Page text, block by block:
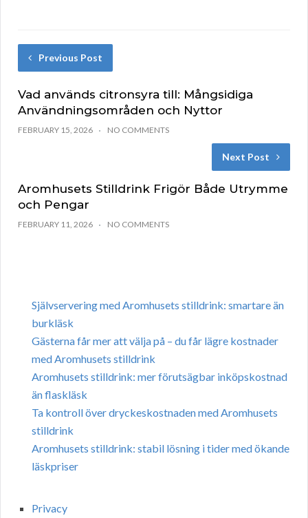
Previous Post
Vad används citronsyra till: Mångsidiga
Användningsområden och Nyttor
FEBRUARY 15, 2026 NO COMMENTS
Next Post
Aromhusets Stilldrink Frigör Både Utrymme
och Pengar
FEBRUARY 11, 2026 NO COMMENTS
Självservering med Aromhusets stilldrink: smartare än
burkläsk
Gästerna får mer att välja på – du får lägre kostnader
med Aromhusets stilldrink
Aromhusets stilldrink: mer förutsägbar inköpskostnad
än flaskläsk
Ta kontroll över dryckeskostnaden med Aromhusets
stilldrink
Aromhusets stilldrink: stabil lösning i tider med ökande
läskpriser
Privacy